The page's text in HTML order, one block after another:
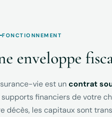
FONCTIONNEMENT
enveloppe
vie est uncontrat
financiers de votre
décès, les capitaux sont